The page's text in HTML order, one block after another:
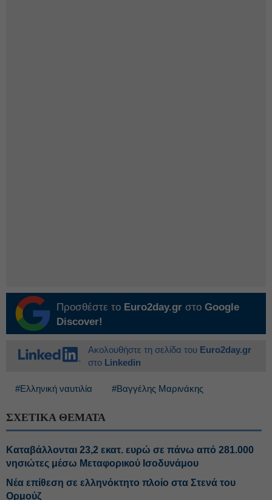
Προσθέστε το Euro2day.gr στο Google
Discover!
Ακολουθήστε τη σελίδα του Euro2day.gr
στο Linkedin
#Ελληνική ναυτιλία #Βαγγέλης Μαρινάκης
ΣΧΕΤΙΚΑ ΘΕΜΑΤΑ
Καταβάλλονται 23,2 εκατ. ευρώ σε πάνω από 281.000
νησιώτες μέσω Μεταφορικού Ισοδυνάμου
Νέα επίθεση σε ελληνόκτητο πλοίο στα Στενά του
Ορμούζ